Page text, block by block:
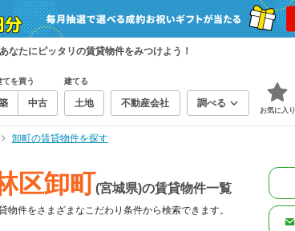
なたにピッタリの賃貸物件をみつけよう！
てを買う
中古
建てる
土地 不動産会社 調べる
お気に入り
卸町の賃貸物件を探す
区卸町(宮城県)の賃貸物件一覧
物件をさまざまなこだわり条件から検索できます。